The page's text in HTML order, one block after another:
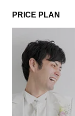
PRICE PLAN